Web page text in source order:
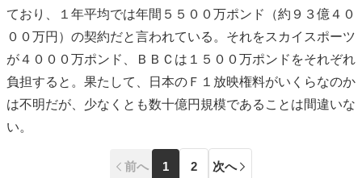
ており、１年平均では年間５５００万ポンド（約９３億４０
００万円）の契約だと言われている。それをスカイスポーツ
が４０００万ポンド、ＢＢＣは１５００万ポンドをそれぞれ
負担すると。果たして、日本のＦ１放映権料がいくらなのか
は不明だが、少なくとも数十億円規模であることは間違いな
い。
前へ 1 2
次へ